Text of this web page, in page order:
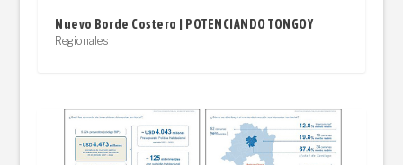
Nuevo Borde Costero | POTENCIANDO TONGOY
Regionales